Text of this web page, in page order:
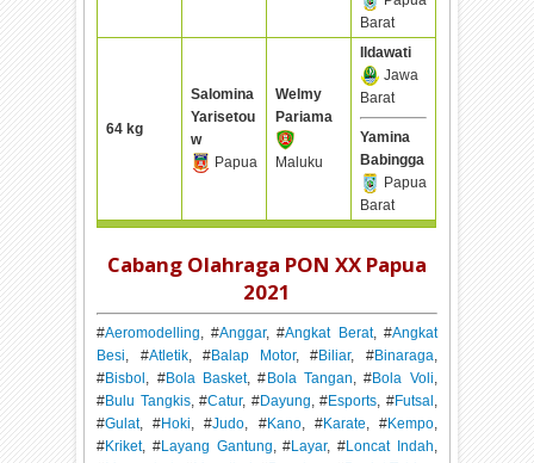
Barat
64 kg
Salomina
Yarisetou
w
Papua
Welmy
Pariama
Maluku
Ildawati
Jawa
Barat
Yamina
Babingga
Papua
Barat
Cabang Olahraga PON XX Papua
2021
#Aeromodelling , #Anggar, #Angkat Berat, #Angkat
Besi , #Atletik, #Balap Motor, #Biliar, #Binaraga
#Bisbol , #Bola Basket, #Bola Tangan , #Bola Voli
#Bulu Tangkis, #Catur, #Dayung , #Esports , #Futsal
#Gulat, #Hoki , #Judo , #Kano, #Karate , #Kempo,
#Kriket, #Layang Gantung , #Layar, #Loncat Indah